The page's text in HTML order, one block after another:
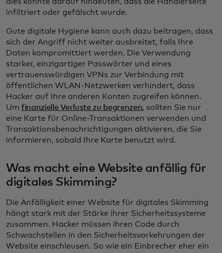
infiltriert oder gefälscht wurde.
Gute digitale Hygiene kann auch dazu beitragen, dass
sich der Angriff nicht weiter ausbreitet, falls Ihre
Daten kompromittiert werden. Die Verwendung
starker, einzigartiger Passwörter und eines
vertrauenswürdigen VPNs zur Verbindung mit
öffentlichen WLAN-Netzwerken verhindert, dass
Hacker auf Ihre anderen Konten zugreifen können.
Um finanzielle Verluste zu begrenzen, sollten Sie nur
eine Karte für Online-Transaktionen verwenden und
Transaktionsbenachrichtigungen aktivieren, die Sie
informieren, sobald Ihre Karte benutzt wird.
Was macht eine Website anfällig für
digitales Skimming?
Die Anfälligkeit einer Website für digitales Skimming
hängt stark mit der Stärke ihrer Sicherheitssysteme
zusammen. Hacker müssen ihren Code durch
Schwachstellen in den Sicherheitsvorkehrungen der
Website einschleusen. So wie ein Einbrecher eher ein